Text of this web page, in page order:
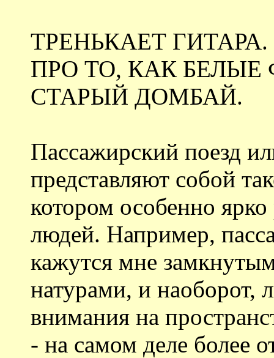
ТРЕНЬКАЕТ
ПРО ТО, КАК БЕЛЫЕ
СТАРЫЙ ДОМБАЙ.
Пассажирский поезд
представляют собой
котором особенно
людей. Например,
кажутся мне
натурами, и
внимания на
- на самом деле более